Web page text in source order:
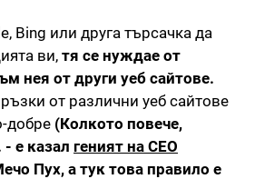
Bing или друга търсачка да
ви, тя се нуждае от
нея от други уеб сайтове.
от различни уеб сайтове
добре (Колкото повече,
е казал геният на СЕО
Пух, а тук това правило е